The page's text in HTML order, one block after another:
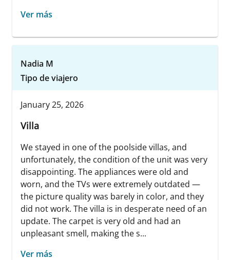
Ver más
Nadia M
Tipo de viajero
January 25, 2026
Villa
We stayed in one of the poolside villas, and
unfortunately, the condition of the unit was very
disappointing. The appliances were old and
worn, and the TVs were extremely outdated —
the picture quality was barely in color, and they
did not work. The villa is in desperate need of an
update. The carpet is very old and had an
unpleasant smell, making the s...
Ver más